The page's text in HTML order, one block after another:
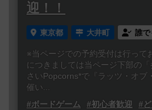
迎！！
東京都 大井町 誰で
※当ページでの予約受付は行って
につきましては当ページ下部の
さいPopcorns*で『ラッツ・オブ
催い...
#ボードゲーム
#初心者歓迎
#